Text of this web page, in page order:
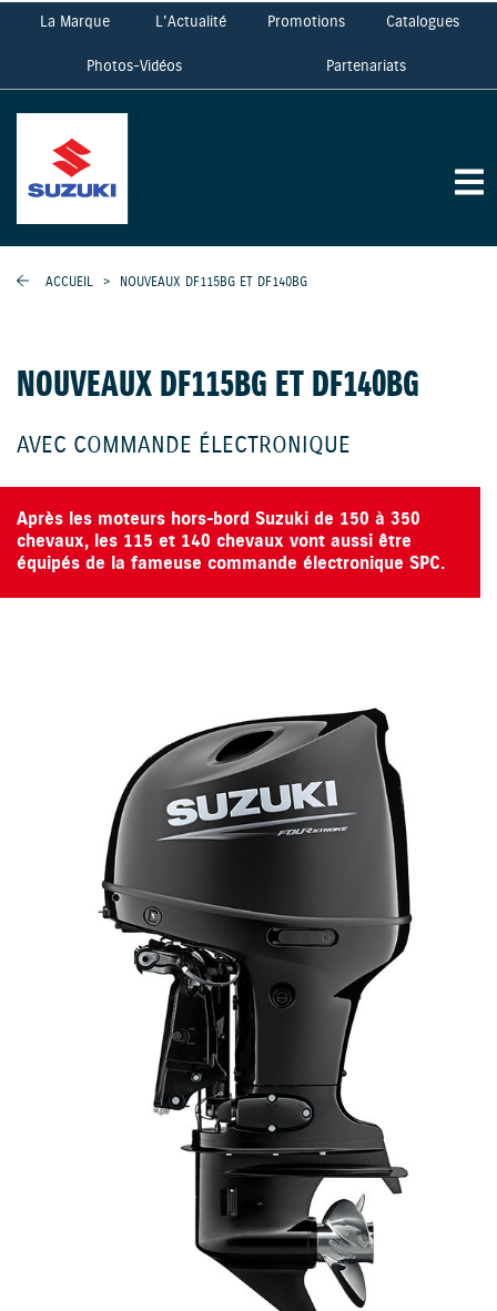
La Marque L'Actualité Promotions Catalogues
Photos-Vidéos Partenariats
ACCUEIL > NOUVEAUX DF115BG ET DF140BG
NOUVEAUX DF115BG ET DF140BG
AVEC COMMANDE ÉLECTRONIQUE
Après les moteurs hors-bord Suzuki de 150 à 350
chevaux, les 115 et 140 chevaux vont aussi être
équipés de la fameuse commande électronique SPC.